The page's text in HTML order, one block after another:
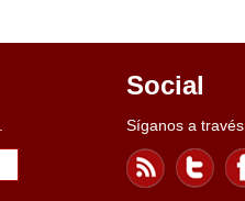
Social
Síganos a